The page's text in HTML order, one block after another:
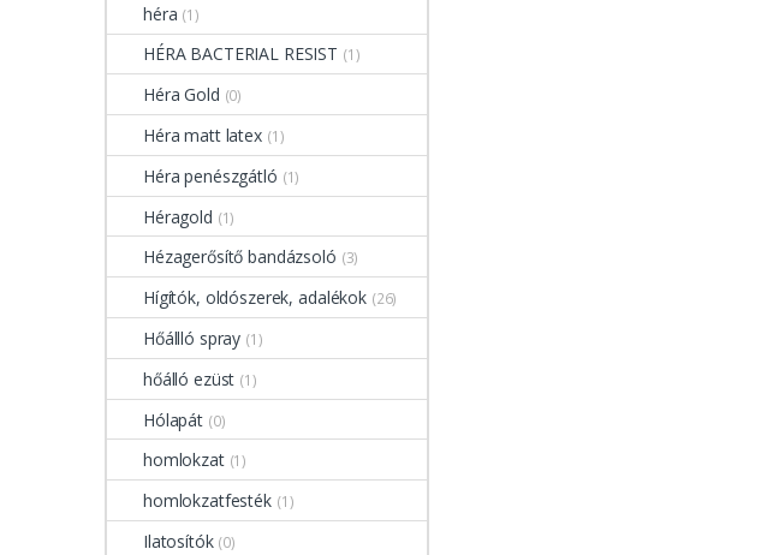
héra (1)
HÉRA BACTERIAL RESIST (1)
Héra Gold (0)
Héra matt latex (1)
Héra penészgátló (1)
Héragold (1)
Hézagerősítő bandázsoló (3)
Hígítók, oldószerek, adalékok (26)
Hőállló spray (1)
hőálló ezüst (1)
Hólapát (0)
homlokzat (1)
homlokzatfesték (1)
Ilatosítók (0)